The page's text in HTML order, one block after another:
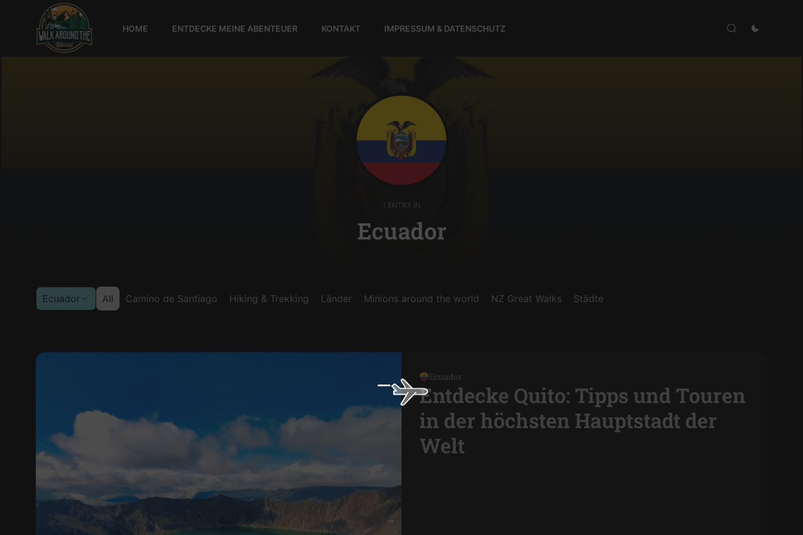
Walk
around
HOME ENTDECKE MEINE ABENTEUER KONTAKT IMPRESSUM & DATENSCHUTZ
1 ENTRY IN
Ecuador
Ecuador All Camino de Santiago Hiking & Trekking Länder Minions around the world NZ Great Walks Städte
Ecuador
Entdecke Quito: Tipps und Touren
in der höchsten Hauptstadt der
Welt